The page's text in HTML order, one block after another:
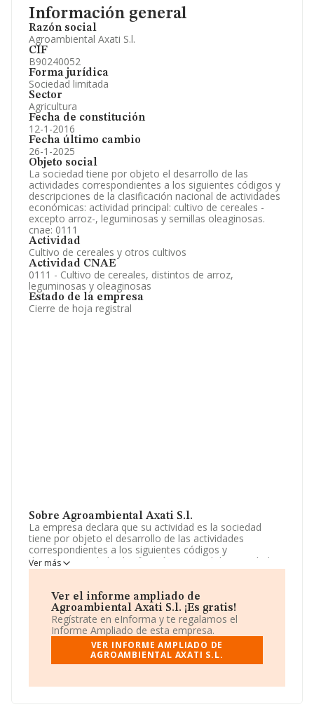
Información general
Razón social
Agroambiental Axati S.l.
CIF
B90240052
Forma jurídica
Sociedad limitada
Sector
Agricultura
Fecha de constitución
12-1-2016
Fecha último cambio
26-1-2025
Objeto social
La sociedad tiene por objeto el desarrollo de las
actividades correspondientes a los siguientes códigos y
descripciones de la clasificación nacional de actividades
económicas: actividad principal: cultivo de cereales -
excepto arroz-, leguminosas y semillas oleaginosas.
cnae: 0111
Actividad
Cultivo de cereales y otros cultivos
Actividad CNAE
0111 - Cultivo de cereales, distintos de arroz,
leguminosas y oleaginosas
Estado de la empresa
Cierre de hoja registral
Sobre Agroambiental Axati S.l.
La empresa declara que su actividad es la sociedad
tiene por objeto el desarrollo de las actividades
correspondientes a los siguientes códigos y
descripciones de la clasificación nacional de actividades
económicas: actividad principal: cultivo de cereales -
cnae: 0111. La empresa está registrada como Sociedad
Limitada. Tiene CNAE: 0111 - 'Cultivo de cereales
(excepto arroz), leguminosas y semillas oleaginosas'. La
empresa no tiene actividad en mercados exteriores.
La sociedad españolaAgroambiental Axati S.L
B90240052, tiene domicilio fiscal en Calle Arquitectura
Andalucía.
Ver más
Ver el informe ampliado de
Agroambiental Axati S.l. ¡Es gratis!
Regístrate en eInforma y te regalamos el
Informe Ampliado de esta empresa.
VER INFORME AMPLIADO DE
AGROAMBIENTAL AXATI S.L.
Información oficial y registral complementaria.